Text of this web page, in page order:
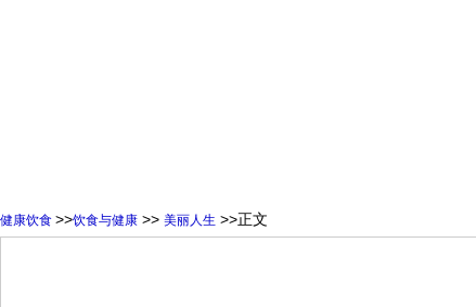
健康饮食 >>饮食与健康 >> 美丽人生 >>正文